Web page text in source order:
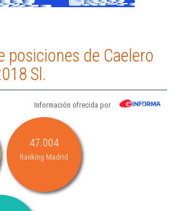
posiciones de Caelero
Sl.
Información ofrecida por
47.004
Ranking Madrid